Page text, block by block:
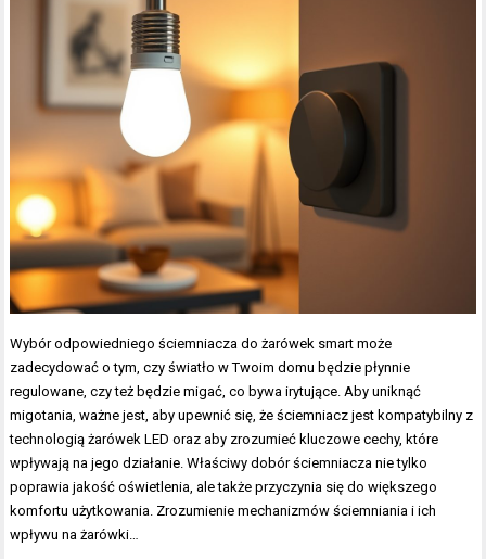
Wybór odpowiedniego ściemniacza do żarówek smart może
zadecydować o tym, czy światło w Twoim domu będzie płynnie
regulowane, czy też będzie migać, co bywa irytujące. Aby uniknąć
migotania, ważne jest, aby upewnić się, że ściemniacz jest kompatybilny z
technologią żarówek LED oraz aby zrozumieć kluczowe cechy, które
wpływają na jego działanie. Właściwy dobór ściemniacza nie tylko
poprawia jakość oświetlenia, ale także przyczynia się do większego
komfortu użytkowania. Zrozumienie mechanizmów ściemniania i ich
wpływu na żarówki…